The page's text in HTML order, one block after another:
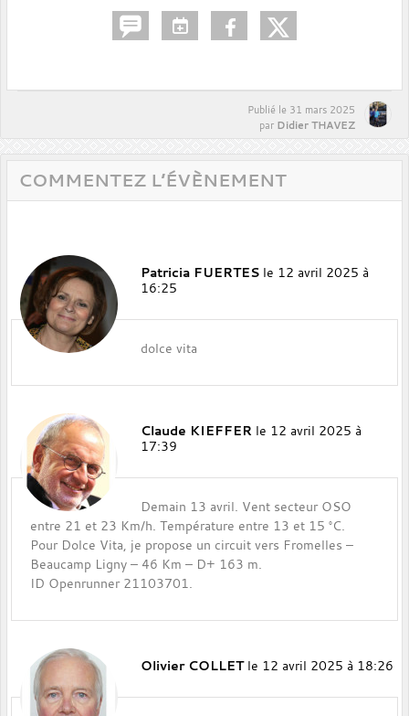
Publié le 31 mars 2025
par Didier THAVEZ
COMMENTEZ L’ÉVÈNEMENT
Patricia FUERTES le 12 avril 2025 à
16:25
dolce vita
Claude KIEFFER le 12 avril 2025 à
17:39
Demain 13 avril. Vent secteur OSO
entre 21 et 23 Km/h. Température entre 13 et 15 °C.
Pour Dolce Vita, je propose un circuit vers Fromelles –
Beaucamp Ligny – 46 Km – D+ 163 m.
ID Openrunner 21103701.
Olivier COLLET le 12 avril 2025 à 18:26